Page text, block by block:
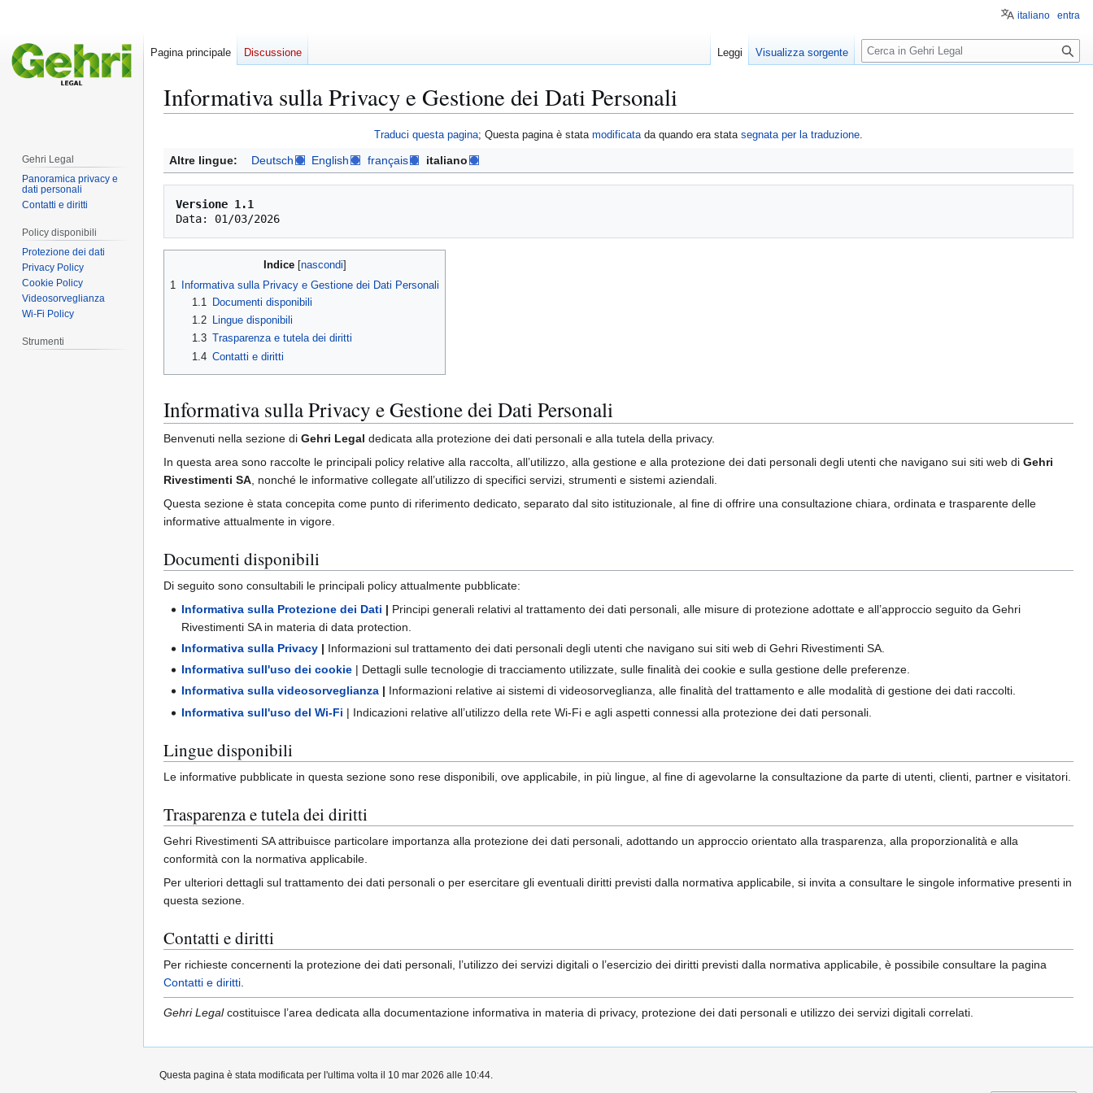
Informativa sulla Privacy e Gestione dei Dati Personali
alla
navigazione
alla
ricerca
Traduci questa pagina; Questa pagina è stata modificatada quando era stata segnata per la traduzione.
Altre lingue: Deutsch English français italiano
Versione 1.1
Indice
1
Informativa sulla Privacy e Gestione dei Dati Personali
1.1
Documenti disponibili
1.2
Lingue disponibili
1.3 Trasparenza e tutela dei diritti
1.4 Contatti e diritti
Informativa sulla Privacy e Gestione dei Dati Personali
Benvenuti nella sezione di Gehri Legal dedicata alla protezione dei dati personali e alla tutela della privacy.
In questa area sono raccolte le principali policy relative alla raccolta, all’utilizzo, alla gestione e alla protezione dei dati personali degli utenti che navigano sui siti web di Gehri
Rivestimenti SA , nonché le informative collegate all’utilizzo di specifici servizi, strumenti e sistemi aziendali.
Questa sezione è stata concepita come punto di riferimento dedicato, separato dal sito istituzionale, al fine di offrire una consultazione chiara, ordinata e trasparente delle
informative attualmente in vigore.
Documenti disponibili
Di seguito sono consultabili le principali policy attualmente pubblicate:
Informativa sulla Protezione dei Dati | Principi generali relativi al trattamento dei dati personali, alle misure di protezione adottate e all’approccio seguito da Gehri
Rivestimenti SA in materia di data protection.
Informativa sulla Privacy | Informazioni sul trattamento dei dati personali degli utenti che navigano sui siti web di Gehri Rivestimenti SA.
Informativa sull'uso dei cookie | Dettagli sulle tecnologie di tracciamento utilizzate, sulle finalità dei cookie e sulla gestione delle preferenze.
Informativa sulla videosorveglianza | Informazioni relative ai sistemi di videosorveglianza, alle finalità del trattamento e alle modalità di gestione dei dati raccolti.
Informativa sull'uso del Wi-Fi | Indicazioni relative all’utilizzo della rete Wi-Fi e agli aspetti connessi alla protezione dei dati personali.
Lingue disponibili
Le informative pubblicate in questa sezione sono rese disponibili, ove applicabile, in più lingue, al fine di agevolarne la consultazione da parte di utenti, clienti, partner e visitatori.
Trasparenza e tutela dei diritti
Gehri Rivestimenti SA attribuisce particolare importanza alla protezione dei dati personali, adottando un approccio orientato alla trasparenza, alla proporzionalità e alla
conformità con la normativa applicabile.
Per ulteriori dettagli sul trattamento dei dati personali o per esercitare gli eventuali diritti previsti dalla normativa applicabile, si invita a consultare le singole informative presenti in
questa sezione.
Contatti e diritti
Per richieste concernenti la protezione dei dati personali, l’utilizzo dei servizi digitali o l’esercizio dei diritti previsti dalla normativa applicabile, è possibile consultare la pagina
Contatti e diritti
Gehri Legalcostituisce l’area dedicata alla documentazione informativa in materia di privacy, protezione dei dati personali e utilizzo dei servizi digitali correlati.
italiano entra
Pagina principale Discussione Leggi Visualizza sorgente
R
i
r
c
Gehri Legal
Panoramica privacy e
dati personali
Contatti e diritti
Policy disponibili
Protezione dei dati
Privacy Policy
Cookie Policy
Videosorveglianza
Wi-Fi Policy
Strumenti
Questa pagina è stata modificata per l'ultima volta il 10 mar 2026 alle 10:44.